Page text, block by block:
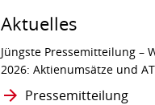
Aktuelles
Jüngste Pressemitteilung –
2026: Aktienumsätze und
Pressemitteilung